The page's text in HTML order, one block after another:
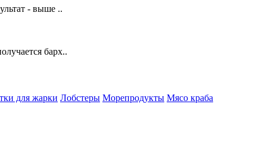
- выше ..
барх..
для жарки Лобстеры Морепродукты Мясо краба